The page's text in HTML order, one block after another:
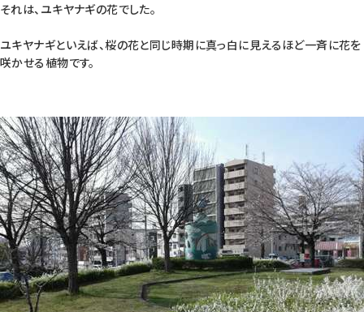
それは、ユキヤナギの花でした。
ユキヤナギといえば、桜の花と同じ時期に真っ白に見えるほど一斉に花を
咲かせる植物です。